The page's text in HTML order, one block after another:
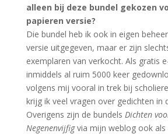
alleen bij deze bundel gekozen
papieren versie?
Die bundel heb ik ook in eigen
versie uitgegeven, maar er zijn
exemplaren van verkocht. Als gratis
inmiddels al ruim 5000 keer
volgens mij vooral in trek bij
krijg ik veel vragen over gedichten in
Overigens zijn de bundels Dichten
Negenenvijfigvia mijn weblog ook als